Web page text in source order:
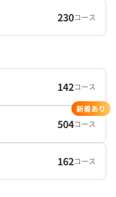
230コース
142コース
504コース
新着あり
162コース